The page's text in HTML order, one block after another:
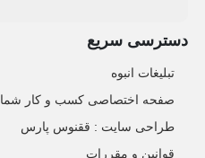
دسترسی سریع
تبلیغات انبوه
صفحه اختصاصی کسب و کار شما
طراحی سایت :‌ ققنوس پارس
قوانین و مقررات